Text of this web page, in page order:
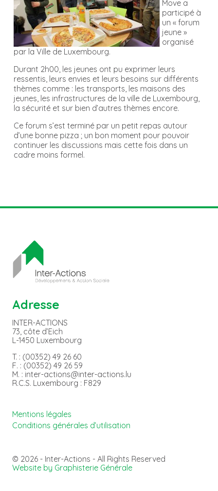
Move a
participé à
un « forum
jeune »
organisé
par la Ville de Luxembourg.
Durant 2h00, les jeunes ont pu exprimer leurs
ressentis, leurs envies et leurs besoins sur différents
thèmes comme : les transports, les maisons des
jeunes, les infrastructures de la ville de Luxembourg,
la sécurité et sur bien d’autres thèmes encore.
Ce forum s’est terminé par un petit repas autour
d’une bonne pizza ; un bon moment pour pouvoir
continuer les discussions mais cette fois dans un
cadre moins formel.
Adresse
INTER-ACTIONS
73, côte d’Eich
L-1450 Luxembourg
T. : (00352) 49 26 60
F. : (00352) 49 26 59
M. : inter-actions@inter-actions.lu
R.C.S. Luxembourg : F829
Mentions légales
Conditions générales d’utilisation
© 2026 - Inter-Actions - All Rights Reserved
Website by Graphisterie Générale